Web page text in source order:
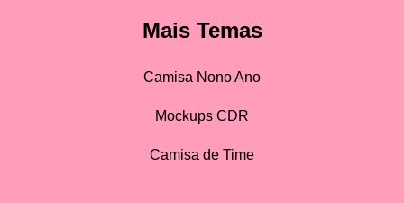
Mais Temas
Camisa Nono Ano
Mockups CDR
Camisa de Time